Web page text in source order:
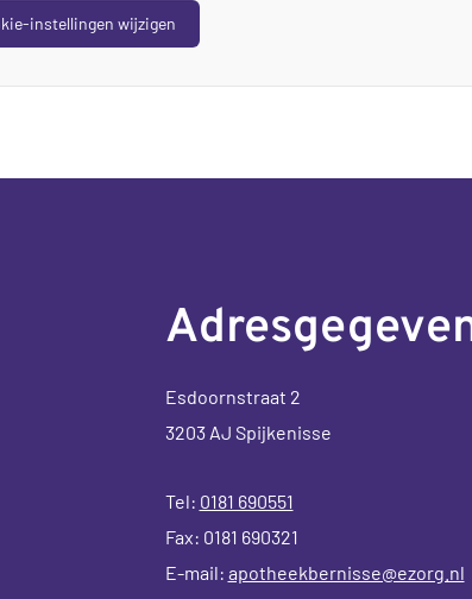
instellingen wijzigen
Esdoornstraat 2
3203 AJ Spijkenisse
Tel: 0181 690551
Fax: 0181 690321
E-mail: apotheekbernisse@ezorg.nl